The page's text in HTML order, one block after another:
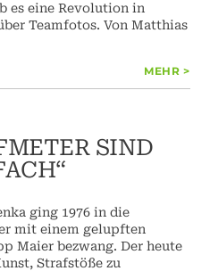
es eine Revolution in
Teamfotos. Von Matthias
MEHR >
SIND
ging 1976 in die
mit einem gelupften
Maier bezwang. Der heute
Strafstöße zu